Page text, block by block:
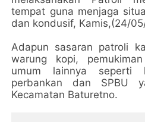
tempat guna menjaga
dan kondusif, Kamis,(24/
Adapun sasaran patroli
warung kopi,
umum lainnya seperti
perbankan dan SPBU
Kecamatan Baturetno.